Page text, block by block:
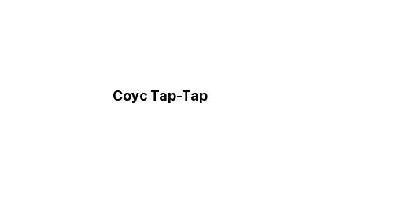
Соус Тар-Тар